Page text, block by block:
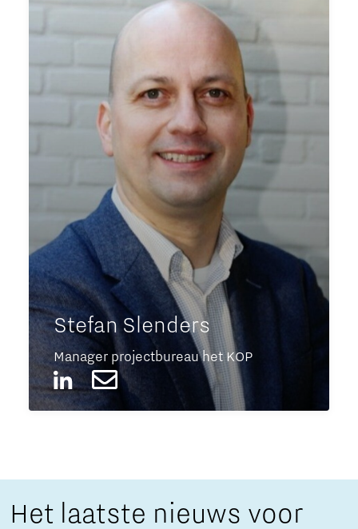
Stefan Slenders
Manager projectbureau het KOP
Het laatste nieuws voor